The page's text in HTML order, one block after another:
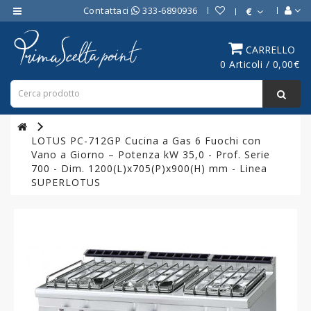
Contattaci 333-6890936 €
CARRELLO
0 Articoli / 0,00€
Category
ATTREZZATURE
BAR
ATTREZZATURE
PROFESSIONALI
CUCINA
PROFESSIONALI
LINEA
LOTUS PC-712GP Cucina a Gas 6 Fuochi con
Vano a Giorno – Potenza kW 35,0 - Prof. Serie
700 - Dim. 1200(L)x705(P)x900(H) mm - Linea
SUPERLOTUS